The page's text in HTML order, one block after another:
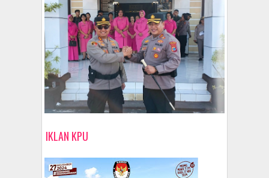
IKLAN KPU